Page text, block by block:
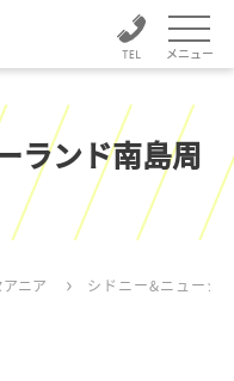
メニュー
ランド南島周
アニア シドニー&ニュージ